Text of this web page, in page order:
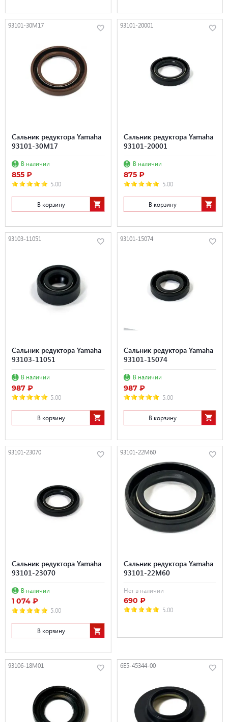
93101-30M17
Сальник редуктора Yamaha
93101-30M17
В наличии
855 ₽
5.00
В корзину
93101-20001
Сальник редуктора Yamaha
93101-20001
В наличии
875 ₽
5.00
В корзину
93103-11051
Сальник редуктора Yamaha
93103-11051
В наличии
987 ₽
5.00
В корзину
93101-15074
Сальник редуктора Yamaha
93101-15074
В наличии
987 ₽
5.00
В корзину
93101-23070
Сальник редуктора Yamaha
93101-23070
В наличии
1 074 ₽
5.00
В корзину
93101-22M60
Сальник редуктора Yamaha
93101-22M60
Нет в наличии
690 ₽
5.00
93106-18M01 6E5-45344-00